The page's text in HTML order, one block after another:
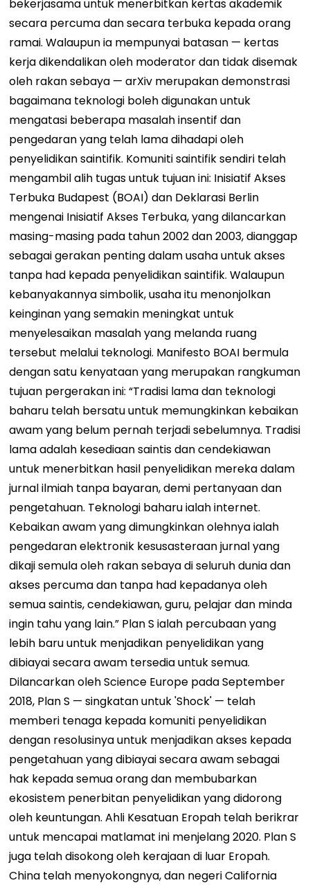
bekerjasama untuk menerbitkan kertas akademik
secara percuma dan secara terbuka kepada orang
ramai. Walaupun ia mempunyai batasan — kertas
kerja dikendalikan oleh moderator dan tidak disemak
oleh rakan sebaya — arXiv merupakan demonstrasi
bagaimana teknologi boleh digunakan untuk
mengatasi beberapa masalah insentif dan
pengedaran yang telah lama dihadapi oleh
penyelidikan saintifik. Komuniti saintifik sendiri telah
mengambil alih tugas untuk tujuan ini: Inisiatif Akses
Terbuka Budapest (BOAI) dan Deklarasi Berlin
mengenai Inisiatif Akses Terbuka, yang dilancarkan
masing-masing pada tahun 2002 dan 2003, dianggap
sebagai gerakan penting dalam usaha untuk akses
tanpa had kepada penyelidikan saintifik. Walaupun
kebanyakannya simbolik, usaha itu menonjolkan
keinginan yang semakin meningkat untuk
menyelesaikan masalah yang melanda ruang
tersebut melalui teknologi. Manifesto BOAI bermula
dengan satu kenyataan yang merupakan rangkuman
tujuan pergerakan ini: “Tradisi lama dan teknologi
baharu telah bersatu untuk memungkinkan kebaikan
awam yang belum pernah terjadi sebelumnya. Tradisi
lama adalah kesediaan saintis dan cendekiawan
untuk menerbitkan hasil penyelidikan mereka dalam
jurnal ilmiah tanpa bayaran, demi pertanyaan dan
pengetahuan. Teknologi baharu ialah internet.
Kebaikan awam yang dimungkinkan olehnya ialah
pengedaran elektronik kesusasteraan jurnal yang
dikaji semula oleh rakan sebaya di seluruh dunia dan
akses percuma dan tanpa had kepadanya oleh
semua saintis, cendekiawan, guru, pelajar dan minda
ingin tahu yang lain.” Plan S ialah percubaan yang
lebih baru untuk menjadikan penyelidikan yang
dibiayai secara awam tersedia untuk semua.
Dilancarkan oleh Science Europe pada September
2018, Plan S — singkatan untuk 'Shock' — telah
memberi tenaga kepada komuniti penyelidikan
dengan resolusinya untuk menjadikan akses kepada
pengetahuan yang dibiayai secara awam sebagai
hak kepada semua orang dan membubarkan
ekosistem penerbitan penyelidikan yang didorong
oleh keuntungan. Ahli Kesatuan Eropah telah berikrar
untuk mencapai matlamat ini menjelang 2020. Plan S
juga telah disokong oleh kerajaan di luar Eropah.
China telah menyokongnya, dan negeri California